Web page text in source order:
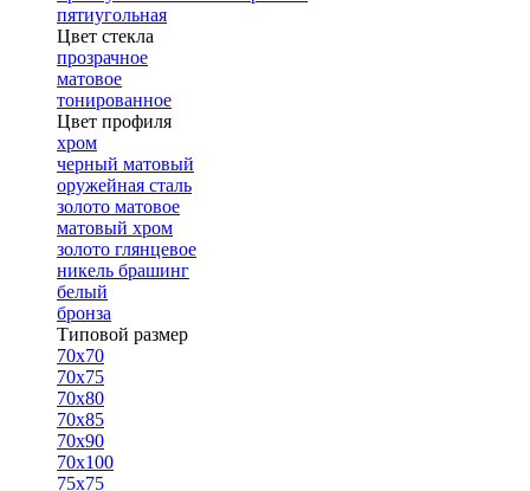
пятиугольная
Цвет стекла
прозрачное
матовое
тонированное
Цвет профиля
хром
черный матовый
оружейная сталь
золото матовое
матовый хром
золото глянцевое
никель брашинг
белый
бронза
Типовой размер
70х70
70х75
70х80
70х85
70х90
70х100
75х75